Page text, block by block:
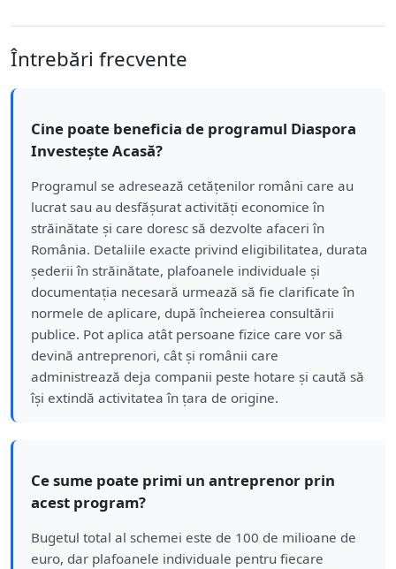
Întrebări frecvente
Cine poate beneficia de programul Diaspora
Investește Acasă?
Programul se adresează cetățenilor români care au
lucrat sau au desfășurat activități economice în
străinătate și care doresc să dezvolte afaceri în
România. Detaliile exacte privind eligibilitatea, durata
șederii în străinătate, plafoanele individuale și
documentația necesară urmează să fie clarificate în
normele de aplicare, după încheierea consultării
publice. Pot aplica atât persoane fizice care vor să
devină antreprenori, cât și românii care
administrează deja companii peste hotare și caută să
își extindă activitatea în țara de origine.
Ce sume poate primi un antreprenor prin
acest program?
Bugetul total al schemei este de 100 de milioane de
euro, dar plafoanele individuale pentru fiecare